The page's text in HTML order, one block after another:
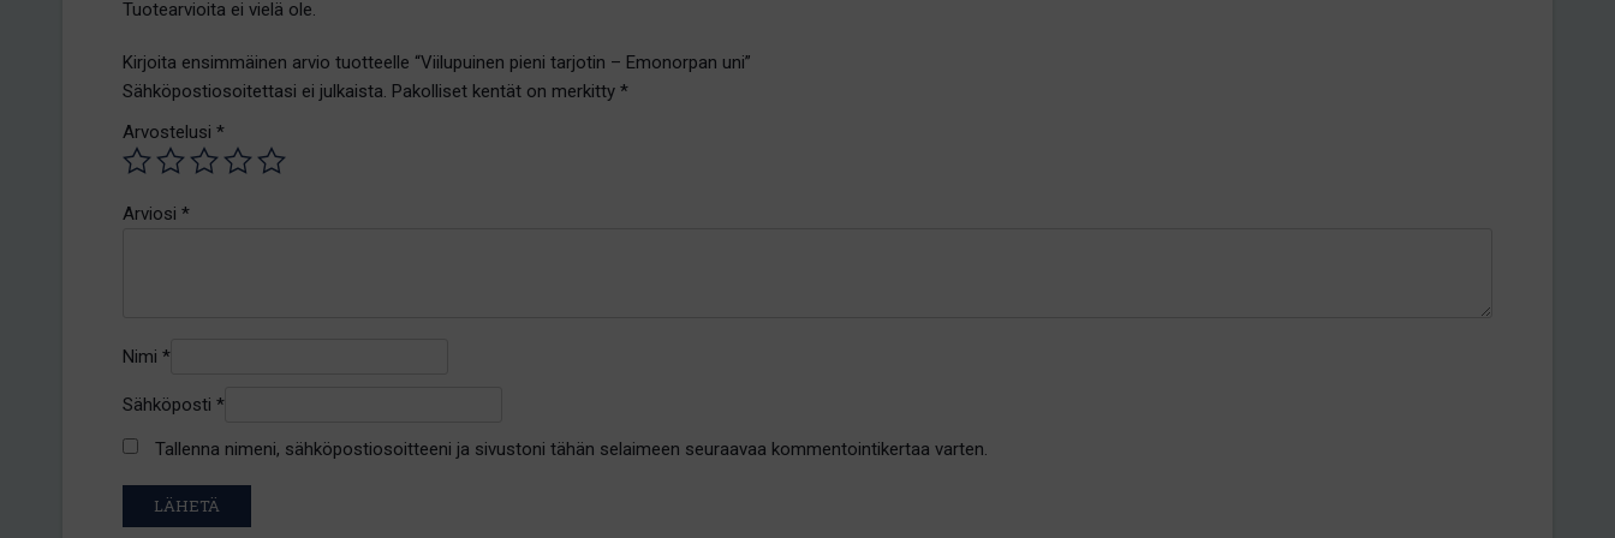
Tuotearvioita ei vielä ole.
Kirjoita ensimmäinen arvio tuotteelle “Viilupuinen pieni tarjotin – Emonorpan uni”
Sähköpostiosoitettasi ei julkaista. Pakolliset kentät on merkitty *
Arvostelusi *
Arviosi *
Nimi *
Sähköposti *
Tallenna nimeni, sähköpostiosoitteeni ja sivustoni tähän selaimeen seuraavaa kommentointikertaa varten.